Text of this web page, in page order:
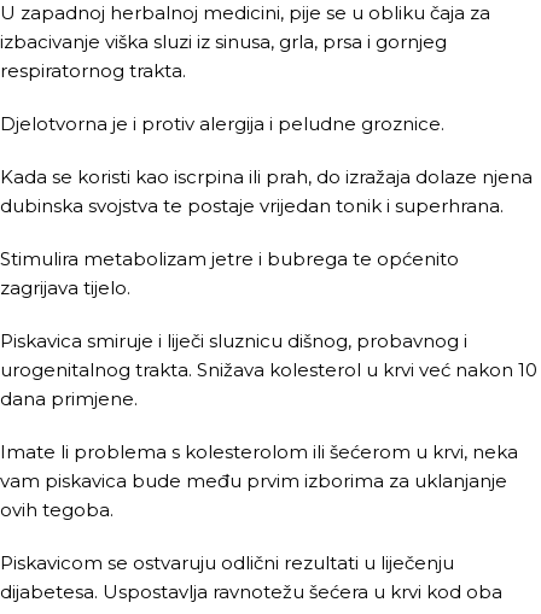
U zapadnoj herbalnoj medicini, pije se u obliku čaja za
izbacivanje viška sluzi iz sinusa, grla, prsa i gornjeg
respiratornog trakta.
Djelotvorna je i protiv alergija i peludne groznice.
Kada se koristi kao iscrpina ili prah, do izražaja dolaze njena
dubinska svojstva te postaje vrijedan tonik i superhrana.
Stimulira metabolizam jetre i bubrega te općenito
zagrijava tijelo.
Piskavica smiruje i liječi sluznicu dišnog, probavnog i
urogenitalnog trakta. Snižava kolesterol u krvi već nakon 10
dana primjene.
Imate li problema s kolesterolom ili šećerom u krvi, neka
vam piskavica bude među prvim izborima za uklanjanje
ovih tegoba.
Piskavicom se ostvaruju odlični rezultati u liječenju
dijabetesa. Uspostavlja ravnotežu šećera u krvi kod oba